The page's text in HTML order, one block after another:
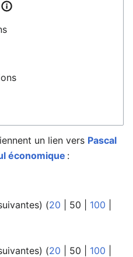
un lien vers Pascal
économique :
) (20 50 100
) (20 50 100